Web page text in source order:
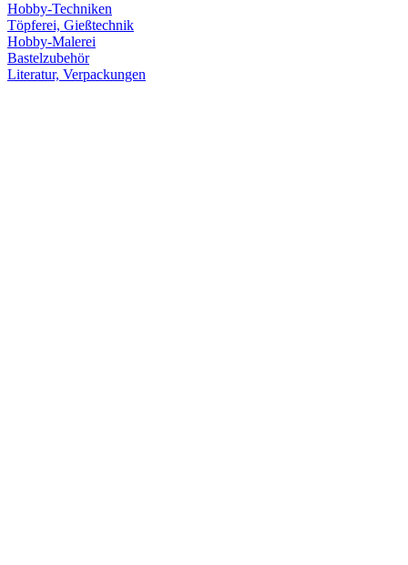
Hobby-Techniken
Töpferei, Gießtechnik
Hobby-Malerei
Bastelzubehör
Literatur, Verpackungen